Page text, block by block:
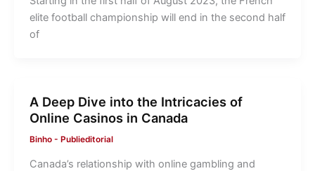
elite football championship will end in the second half
of
A Deep Dive into the Intricacies of
Online Casinos in Canada
Binho - Publieditorial
Canada’s relationship with online gambling and